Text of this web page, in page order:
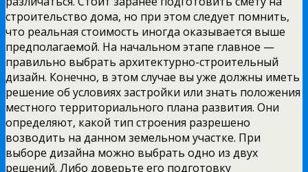
строительство дома, но при этом следует помнить,
что реальная стоимость иногда оказывается выше
предполагаемой. На начальном этапе главное —
правильно выбрать архитектурно-строительный
дизайн. Конечно, в этом случае вы уже должны иметь
решение об условиях застройки или знать положения
местного территориального плана развития. Они
определяют, какой тип строения разрешено
возводить на данном земельном участке. При
выборе дизайна можно выбрать одно из двух
решений. Либо доверьте его подготовку